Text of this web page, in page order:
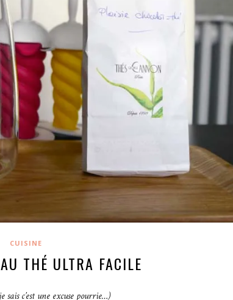
CUISINE
THÉ ULTRA FACILE
sais c’est une excuse pourrie…)